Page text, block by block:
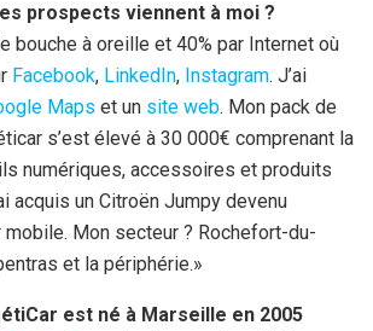
prospects viennent à moi ?
bouche à oreille et 40% par Internet où
Facebook, LinkedIn, Instagram. J’ai
Maps et un site web. Mon pack de
s’est élevé à 30 000€ comprenant la
numériques, accessoires et produits
acquis un Citroën Jumpy devenu
Mon secteur ? Rochefort-du-
et la périphérie.»
est né à Marseille en 2005